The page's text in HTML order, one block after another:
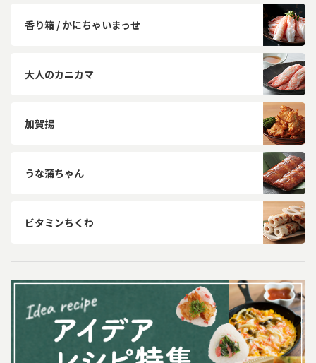
香り箱 / かにちゃいまっせ
大人のカニカマ
加賀揚
うな蒲ちゃん
ビタミンちくわ